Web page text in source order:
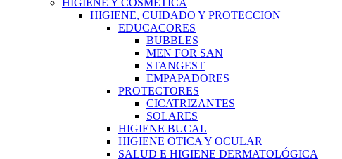
HIGIENE Y COSMETICA
HIGIENE, CUIDADO Y PROTECCION
EDUCACORES
BUBBLES
MEN FOR SAN
STANGEST
EMPAPADORES
PROTECTORES
CICATRIZANTES
SOLARES
HIGIENE BUCAL
HIGIENE OTICA Y OCULAR
SALUD E HIGIENE DERMATOLÓGICA